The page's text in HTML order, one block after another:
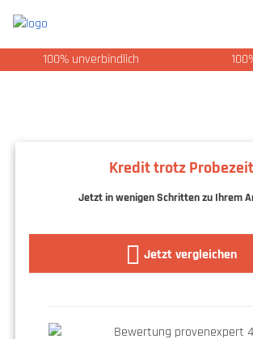
100% unverbindlich
Kredit trotz Probezeit
Jetzt in wenigen Schritten zu Ihrem
Jetzt vergleichen